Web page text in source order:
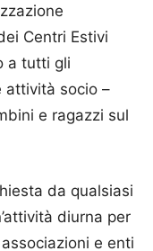
Centri Estivi
a tutti gli
attività socio –
e ragazzi sul
da qualsiasi
diurna per
e enti